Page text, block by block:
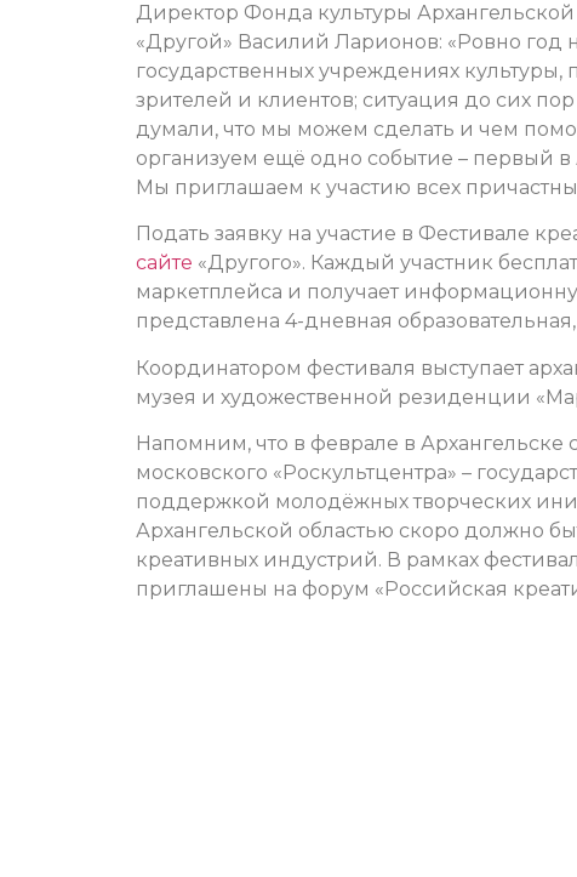
Директор Фонда культуры
«Другой» Василий Ларионов: «Ровно год
государственных учреждениях культуры,
зрителей и клиентов; ситуация до сих
думали, что мы можем сделать и чем
организуем ещё одно событие – первый
Мы приглашаем к участию всех
Подать заявку на участие в Фестивале
сайте «Другого». Каждый участник
маркетплейса и получает
представлена 4-дневная
Координатором фестиваля выступает
музея и художественной резиденции
Напомним, что в феврале в
московского «Роскультцентра» –
поддержкой молодёжных творческих
Архангельской областью скоро должно
креативных индустрий. В рамках
приглашены на форум «Российская